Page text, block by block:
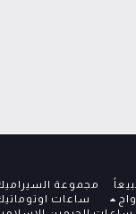
مجموعة السيراميك
ساعات اوتوماتيك